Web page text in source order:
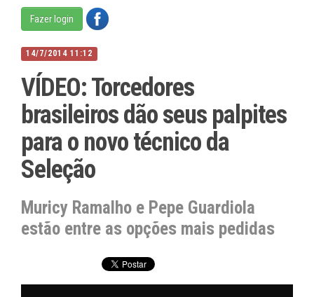
Fazer login
14/7/2014 11:12
VÍDEO: Torcedores
brasileiros dão seus palpites
para o novo técnico da
Seleção
Muricy Ramalho e Pepe Guardiola
estão entre as opções mais pedidas